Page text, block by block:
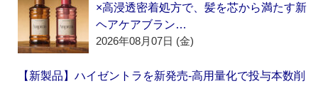
×高浸透密着処方で、髪を芯から満たす新
ヘアケアブラン…
2026年08月07日 (金)
【新製品】ハイゼントラを新発売‐高用量化で投与本数削